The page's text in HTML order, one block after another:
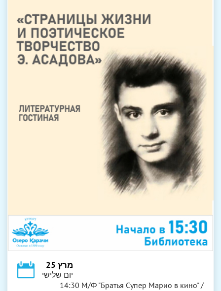
מרץ 25
יום שלישי
14:30 М/Ф "Братья Супер Марио в кино" /